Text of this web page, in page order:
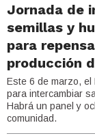
Jornada de
semillas y
para
producción
Este 6 de marzo, el
para intercambiar
Habrá un panel y
comunidad.